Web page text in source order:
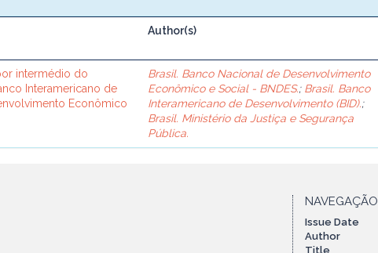
Author(s)
intermédio do
Interamericano de
Econômico
Brasil. Banco Nacional de Desenvolvimento
Econômico e Social - BNDES.; Brasil. Banco
Interamericano de Desenvolvimento (BID).;
Brasil. Ministério da Justiça e Segurança
Pública.
NAVEGAÇÃO
Issue Date
Author
Title